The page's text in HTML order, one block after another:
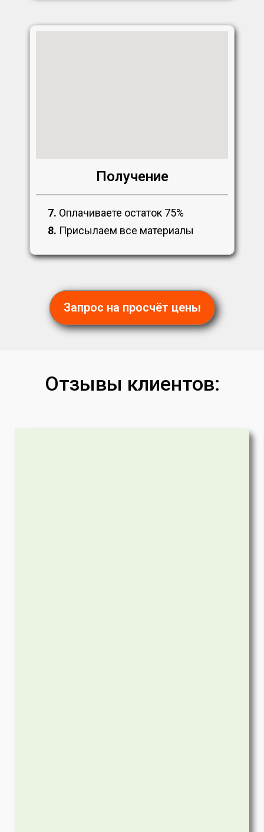
Получение
7. Оплачиваете остаток 75%
8. Присылаем все материалы
Запрос на просчёт цены
Отзывы клиентов: